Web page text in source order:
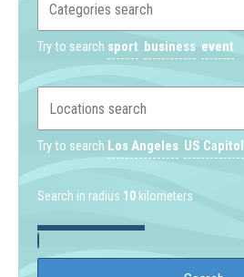
Try to search sport business event
Try to search Los Angeles US Capitol
Search in radius 10 kilometers